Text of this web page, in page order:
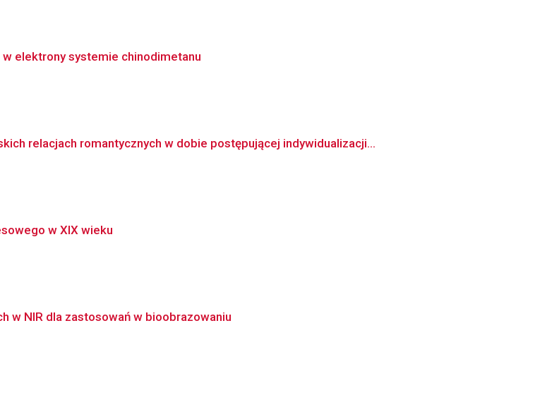
elektrony systemie chinodimetanu
relacjach romantycznych w dobie postępującej indywidualizacji...
w XIX wieku
w NIR dla zastosowań w bioobrazowaniu